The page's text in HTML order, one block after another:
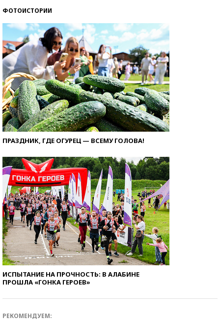
ФОТОИСТОРИИ
ПРАЗДНИК, ГДЕ ОГУРЕЦ — ВСЕМУ ГОЛОВА!
ИСПЫТАНИЕ НА ПРОЧНОСТЬ: В АЛАБИНЕ
ПРОШЛА «ГОНКА ГЕРОЕВ»
РЕКОМЕНДУЕМ: